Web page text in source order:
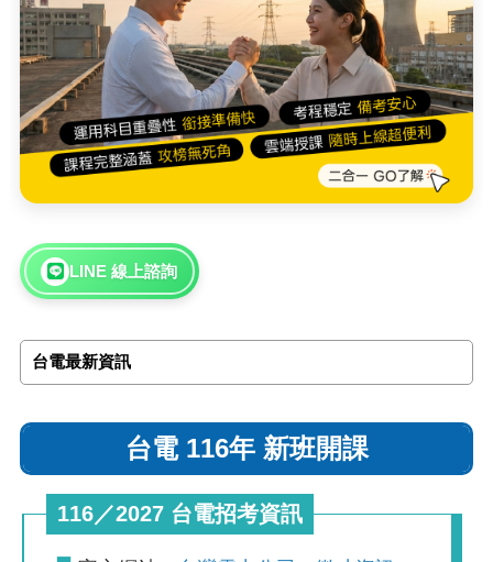
LINE 線上諮詢
台電最新資訊
台電 116年 新班開課
116／2027 台電招考資訊